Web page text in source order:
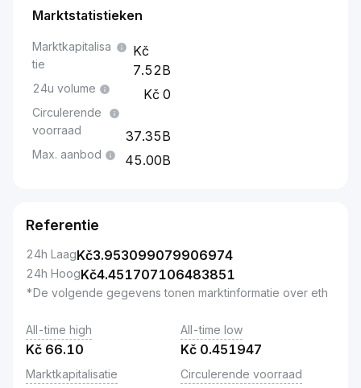
Marktstatistieken
Marktkapitalisa
tie
7.52B
24u volume 0
Circulerende
voorraad
37.35B
Max. aanbod 45.00B
Referentie
24h LaagKč3.953099079906974
24h HoogKč4.451707106483851
*De volgende gegevens tonen marktinformatie over eth
All-time high
Kč 66.10
All-time low
Kč 0.451947
Marktkapitalisatie Circulerende voorraad